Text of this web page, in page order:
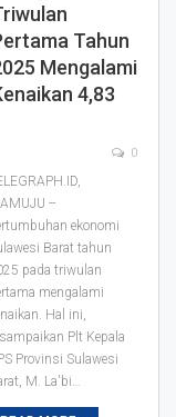
Tahun
Mengalami
4,83
0
--
ekonomi
Barat tahun
pada triwulan
mengalami
Hal ini,
Plt Kepala
Provinsi Sulawesi
M. La'bi…